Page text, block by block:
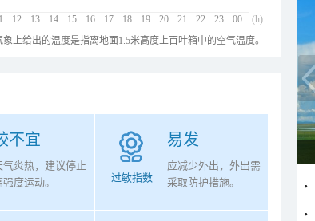
12 13 14 15 16 17 18 19 20 21 22 23 00 (h)
上给出的温度是指离地面1.5米高度上百叶箱中的空气温度。
不宜
气炎热，建议停止
强度运动。
易发
过敏指数
应减少外出，外出需
采取防护措施。